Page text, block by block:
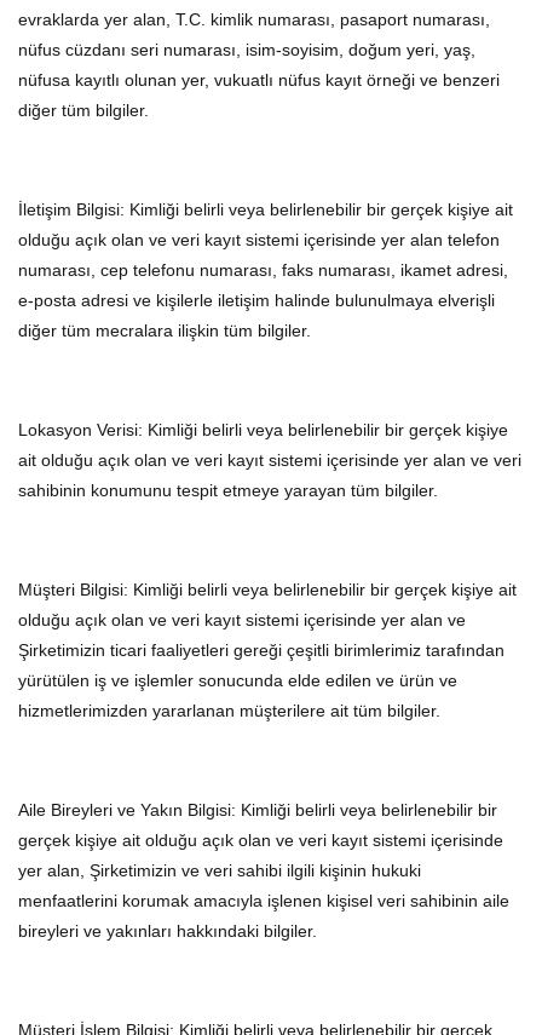
evraklarda yer alan, T.C. kimlik numarası, pasaport numarası,
nüfus cüzdanı seri numarası, isim-soyisim, doğum yeri, yaş,
nüfusa kayıtlı olunan yer, vukuatlı nüfus kayıt örneği ve benzeri
diğer tüm bilgiler.
İletişim Bilgisi: Kimliği belirli veya belirlenebilir bir gerçek kişiye ait
olduğu açık olan ve veri kayıt sistemi içerisinde yer alan telefon
numarası, cep telefonu numarası, faks numarası, ikamet adresi,
e-posta adresi ve kişilerle iletişim halinde bulunulmaya elverişli
diğer tüm mecralara ilişkin tüm bilgiler.
Lokasyon Verisi: Kimliği belirli veya belirlenebilir bir gerçek kişiye
ait olduğu açık olan ve veri kayıt sistemi içerisinde yer alan ve veri
sahibinin konumunu tespit etmeye yarayan tüm bilgiler.
Müşteri Bilgisi: Kimliği belirli veya belirlenebilir bir gerçek kişiye ait
olduğu açık olan ve veri kayıt sistemi içerisinde yer alan ve
Şirketimizin ticari faaliyetleri gereği çeşitli birimlerimiz tarafından
yürütülen iş ve işlemler sonucunda elde edilen ve ürün ve
hizmetlerimizden yararlanan müşterilere ait tüm bilgiler.
Aile Bireyleri ve Yakın Bilgisi: Kimliği belirli veya belirlenebilir bir
gerçek kişiye ait olduğu açık olan ve veri kayıt sistemi içerisinde
yer alan, Şirketimizin ve veri sahibi ilgili kişinin hukuki
menfaatlerini korumak amacıyla işlenen kişisel veri sahibinin aile
bireyleri ve yakınları hakkındaki bilgiler.
Müşteri İşlem Bilgisi: Kimliği belirli veya belirlenebilir bir gerçek